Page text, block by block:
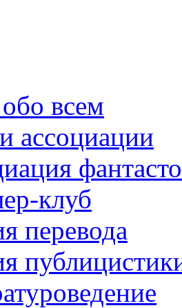
обо всем
и ассоциации
клуб
перевода